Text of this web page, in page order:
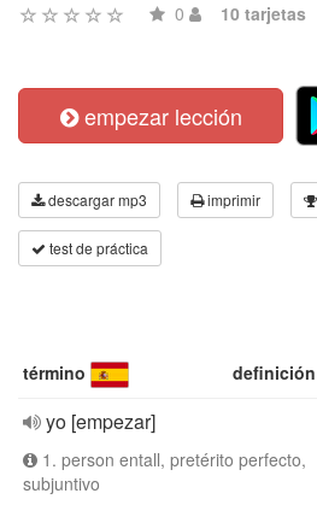
0 10 tarjetas
empezar lección
descargar mp3 imprimir
test de práctica
término definición
yo [empezar]
1. person entall, pretérito perfecto,
subjuntivo